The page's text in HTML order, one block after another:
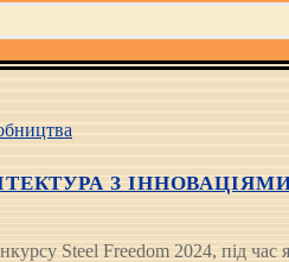
З
Steel Freedom 2024, під